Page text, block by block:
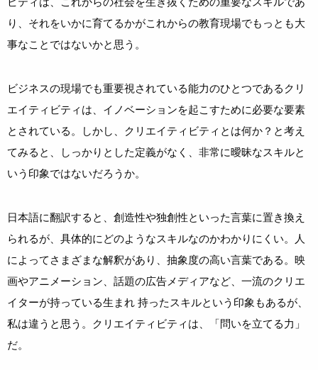
り、それをいかに育てるかがこれからの教育現場でもっとも大
事なことではないかと思う。
ビジネスの現場でも重要視されている能力のひとつであるクリ
エイティビティは、イノベーションを起こすために必要な要素
とされている。しかし、クリエイティビティとは何か？と考え
てみると、しっかりとした定義がなく、非常に曖昧なスキルと
いう印象ではないだろうか。
日本語に翻訳すると、創造性や独創性といった言葉に置き換え
られるが、具体的にどのようなスキルなのかわかりにくい。人
によってさまざまな解釈があり、抽象度の高い言葉である。映
画やアニメーション、話題の広告メディアなど、一流のクリエ
イターが持っている生まれ 持ったスキルという印象もあるが、
私は違うと思う。クリエイティビティは、「問いを立てる力」
だ。